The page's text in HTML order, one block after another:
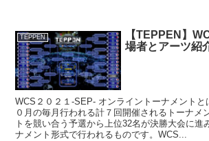
TEPPEN
【TEPPEN】
場者とアーツ紹
WCS２０２１-SEP- オンライントーナメントと
０月の毎月行われる計７回開催されるトーナメ
トを競い合う予選から上位32名が決勝大会に進
ナメント形式で行われるものです。WCS...